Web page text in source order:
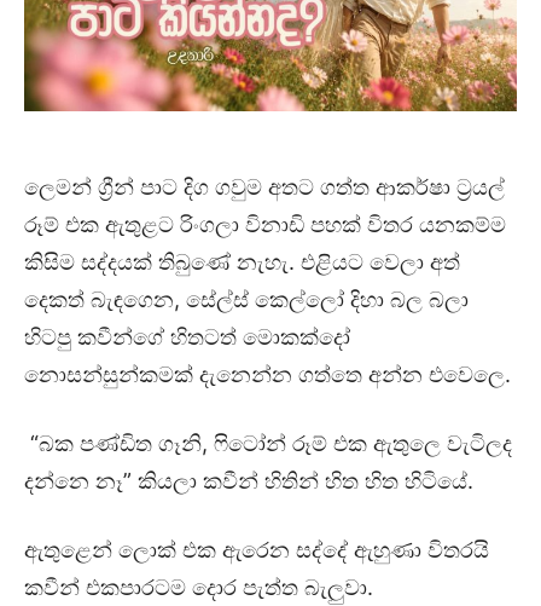
ලෙමන් ග්‍රීන් පාට දිග ගවුම අතට ගත්ත ආකර්ෂා ට්‍රයල්
රූම් එක ඇතුළට රිංගලා විනාඩි පහක් විතර යනකම්ම
කිසිම සද්දයක් තිබුණේ නැහැ. එළියට වෙලා අත්
දෙකත් බැඳගෙන, සේල්ස් කෙල්ලෝ දිහා බල බලා
හිටපු කවීන්ගේ හිතටත් මොකක්දෝ
නොසන්සුන්කමක් දැනෙන්න ගත්තෙ අන්න එවෙලෙ.
“බක පණ්ඩිත ගෑනි, ෆිටෝන් රූම් එක ඇතුලෙ වැටිලද
දන්නෙ නෑ” කියලා කවීන් හිතින් හිත හිත හිටියේ.
ඇතුළෙන් ලොක් එක ඇරෙන සද්දේ ඇහුණා විතරයි
කවීන් එකපාරටම දොර පැත්ත බැලුවා.